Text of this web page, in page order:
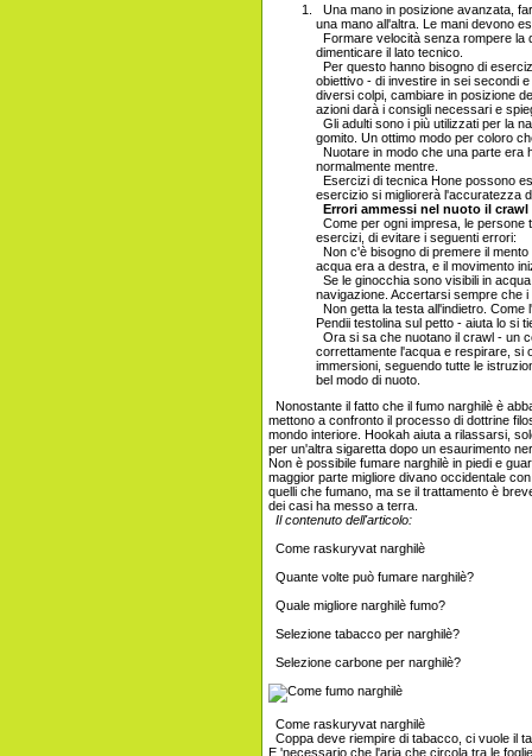
Una mano in posizione avanzata,
una mano all'altra. Le mani devono
Formare velocità senza rompere la
dimenticare il lato tecnico.
Per questo hanno bisogno di
obiettivo - di investire in sei secondi
diversi colpi, cambiare in posizione
azioni darà i consigli necessari e
Gli adulti sono i più utilizzati per la
gomito. Un ottimo modo per coloro
Nuotare in modo che una parte era
normalmente mentre.
Esercizi di tecnica Hone possono
esercizio si migliorerà l'accuratezza
Errori ammessi nel nuoto il crawl
Come per ogni impresa, le persone
esercizi, di evitare i seguenti errori:
Non c'è bisogno di premere il
acqua era a destra, e il movimento
Se le ginocchia sono visibili in
navigazione. Accertarsi sempre che
Non getta la testa all'indietro.
Pendii testolina sul petto - aiuta lo si
Ora si sa che nuotano il crawl - un
correttamente l'acqua e respirare, si
immersioni, seguendo tutte le
bel modo di nuoto.
Nonostante il fatto che il fumo narghilè è
mettono a confronto il processo di dottrine
mondo interiore. Hookah aiuta a rilassarsi,
per un'altra sigaretta dopo un esaurimento
Non è possibile fumare narghilè in piedi e
maggior parte migliore divano occidentale
quelli che fumano, ma se il trattamento è
dei casi ha messo a terra.
Il contenuto dell'articolo:
Come raskuryvat narghilè
Quante volte può fumare narghilè?
Quale migliore narghilè fumo?
Selezione tabacco per narghilè?
Selezione carbone per narghilè?
Come raskuryvat narghilè
Coppa deve riempire di tabacco, ci vuole il
E 'necessario che l'aria che circola tra le